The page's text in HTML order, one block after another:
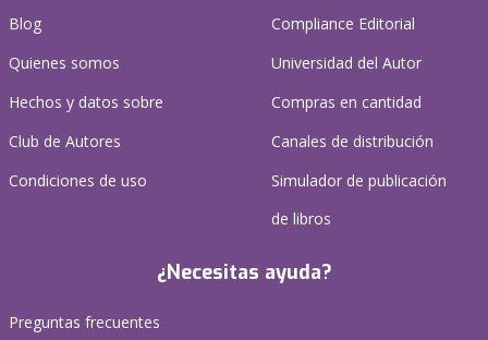
Blog
Quienes somos
Hechos y datos sobre
Club de Autores
Condiciones de uso
Compliance Editorial
Universidad del Autor
Compras en cantidad
Canales de distribución
Simulador de publicación
de libros
¿Necesitas ayuda?
Preguntas frecuentes